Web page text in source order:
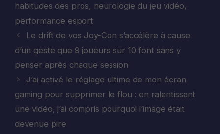
habitudes des pros, neurologie du jeu vidéo,
performance esport
Le drift de vos Joy-Con s’accélère à cause
d’un geste que 9 joueurs sur 10 font sans y
penser après chaque session
J’ai activé le réglage ultime de mon écran
gaming pour supprimer le flou : en ralentissant
une vidéo, j’ai compris pourquoi l’image était
devenue pire